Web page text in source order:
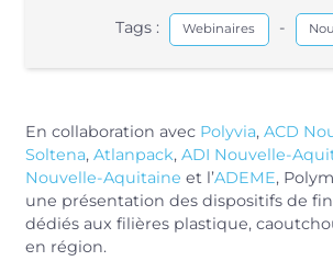
Tags : Webinaires -
En collaboration avec Polyvia, ACD
Soltena, Atlanpack, ADI Nouvelle-
Nouvelle-Aquitaine et l’ADEME,
une présentation des dispositifs de
dédiés aux filières plastique,
en région.